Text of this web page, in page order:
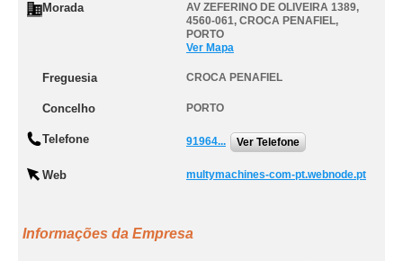
Morada
AV ZEFERINO DE OLIVEIRA 1389,
4560-061, CROCA PENAFIEL,
PORTO
Ver Mapa
Freguesia CROCA PENAFIEL
Concelho PORTO
Telefone 91964... Ver Telefone
Web multymachines-com-pt.webnode.pt
Informações da Empresa